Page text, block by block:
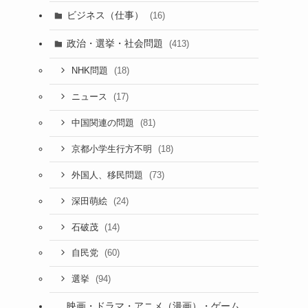
ビジネス（仕事） (16)
政治・選挙・社会問題 (413)
NHK問題 (18)
ニュース (17)
中国関連の問題 (81)
京都小学生行方不明 (18)
外国人、移民問題 (73)
深田萌絵 (24)
石破茂 (14)
自民党 (60)
選挙 (94)